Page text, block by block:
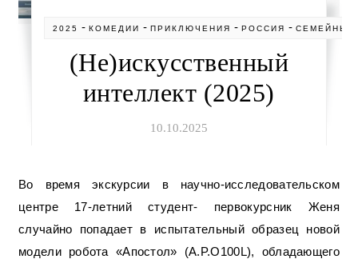
2025 -КОМЕДИИ -ПРИКЛЮЧЕНИЯ -РОССИЯ -СЕМЕЙНЫЕ
(Не)искусственный
интеллект (2025)
10.10.2025
Во время экскурсии в научно-исследовательском
центре 17-летний студент- первокурсник Женя
случайно попадает в испытательный образец новой
модели робота «Апостол» (A.P.O100L), обладающего